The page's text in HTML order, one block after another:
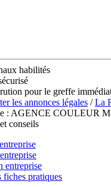
habilités
pour le greffe
les annonces légales /La
: AGENCE COULEUR
conseils
entreprise
fiches pratiques